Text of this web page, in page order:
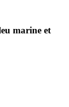
marine et